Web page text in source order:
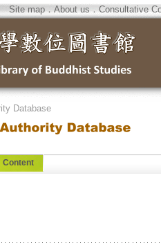
Site map．About us．Consultative
Database
Content